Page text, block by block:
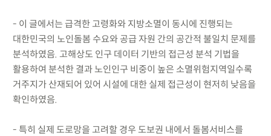
- 이 글에서는 급격한 고령화와 지방소멸이 동시에 진행되는
대한민국의 노인돌봄 수요와 공급 자원 간의 공간적 불일치 문제를
분석하였음. 고해상도 인구 데이터 기반의 접근성 분석 기법을
활용하여 분석한 결과 노인인구 비중이 높은 소멸위험지역일수록
거주지가 산재되어 있어 시설에 대한 실제 접근성이 현저히 낮음을
확인하였음.
- 특히 실제 도로망을 고려할 경우 도보권 내에서 돌봄서비스를